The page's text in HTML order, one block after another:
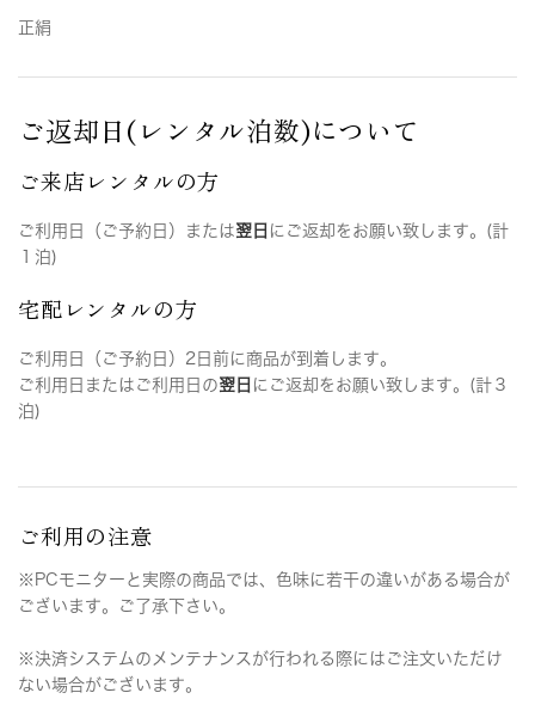
正絹
ご返却日(レンタル泊数)について
ご来店レンタルの方
ご利用日（ご予約日）または翌日 にご返却をお願い致します。(計
１泊)
宅配レンタルの方
ご利用日（ご予約日）2日前に商品が到着します。
ご利用日またはご利用日の翌日 にご返却をお願い致します。(計３
泊)
ご利用の注意
※PCモニターと実際の商品では、色味に若干の違いがある場合が
ございます。ご了承下さい。
※決済システムのメンテナンスが行われる際にはご注文いただけ
ない場合がございます。